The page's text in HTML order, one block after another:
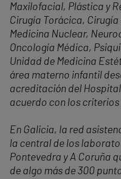
Maxilofacial, Plástica y
Cirugía Torácica,
Medicina Nuclear,
Oncología Médica,
Unidad de Medicina
área materno infantil
acreditación del
acuerdo con los criterios
En Galicia, la red
la central de los
Pontevedra y A Coruña
de algo más de 300